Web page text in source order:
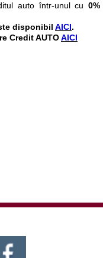
auto într-unul cu 0%
disponibil AICI.
Credit AUTOAICI